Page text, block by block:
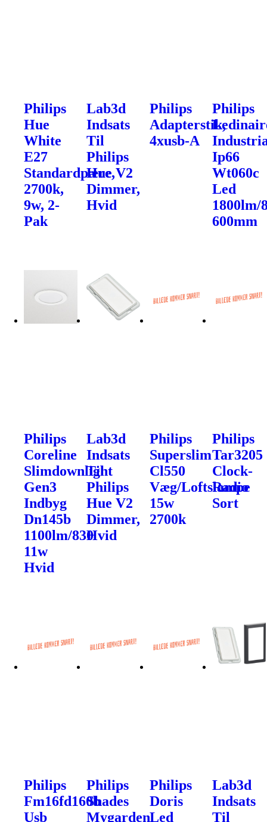
Philips
Hue
White
E27
Standardpære,
2700k,
9w, 2-
Pak
Lab3d
Indsats
Til
Philips
Hue V2
Dimmer,
Hvid
Philips
Adapterstik,
4xusb-A
Philips
Ip66
Wt060c
Led
1800lm/
600mm
Philips
Coreline
Slimdownlight
Gen3
Indbyg
Dn145b
1100lm/830
11w
Hvid
Lab3d
Indsats
Til
Philips
Hue V2
Dimmer,
Hvid
Philips
Superslim
Cl550
Væg/Loftslampe
15w
2700k
Philips
Tar3205
Clock-
Radio
Sort
Philips
Fm16fd160b
Usb
Philips
Shades
Mygarden
Philips
Doris
Led
Lab3d
Indsats
Til